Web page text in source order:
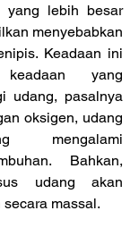
yang lebih besar
menyebabkan
Keadaan ini
yang
udang, pasalnya
oksigen, udang
mengalami
Bahkan,
udang akan
massal.